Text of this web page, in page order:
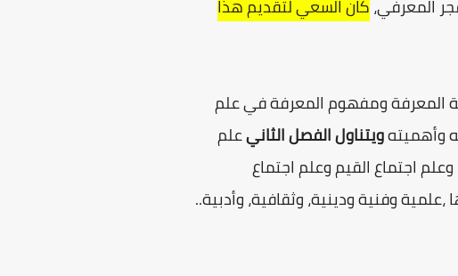
المعرفي،كان السعي لتقديم هذا
المعرفة ومفهوم المعرفة في علم
وأهميتهويتناول الفصل الثانيعلم
وعلم اجتماع القيم وعلم اجتماع
وفنية ودينية، وثقافية، وأدبية..